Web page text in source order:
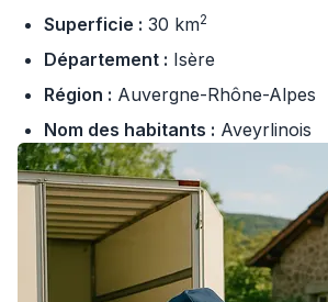
Superficie : 30 km2
Département : Isère
Région : Auvergne-Rhône-Alpes
Nom des habitants : Aveyrlinois